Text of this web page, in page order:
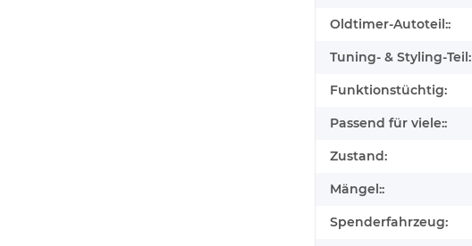
Oldtimer-Autoteil::
Tuning- & Styling-Teil:
Funktionstüchtig:
Passend für viele::
Zustand:
Mängel::
Spenderfahrzeug: